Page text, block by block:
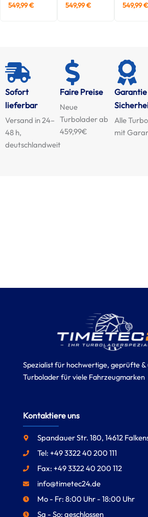
549,99€ 549,99€ 549,99€
Sofort
lieferbar
Versand in 24–
48 h,
deutschlandweit
Faire Preise
Neue
Turbolader ab
459,99€
Garantie
Alle
mit
Spezialist für hochwertige, geprüfte
Turbolader für viele Fahrzeugmarken
Kontaktiere uns
Spandauer Str. 180, 14612
Tel: +49 3322 40 200 111
Fax: +49 3322 40 200 112
info@timetec24.de
Mo - Fr: 8:00 Uhr - 18:00 Uhr
Sa - So: geschlossen